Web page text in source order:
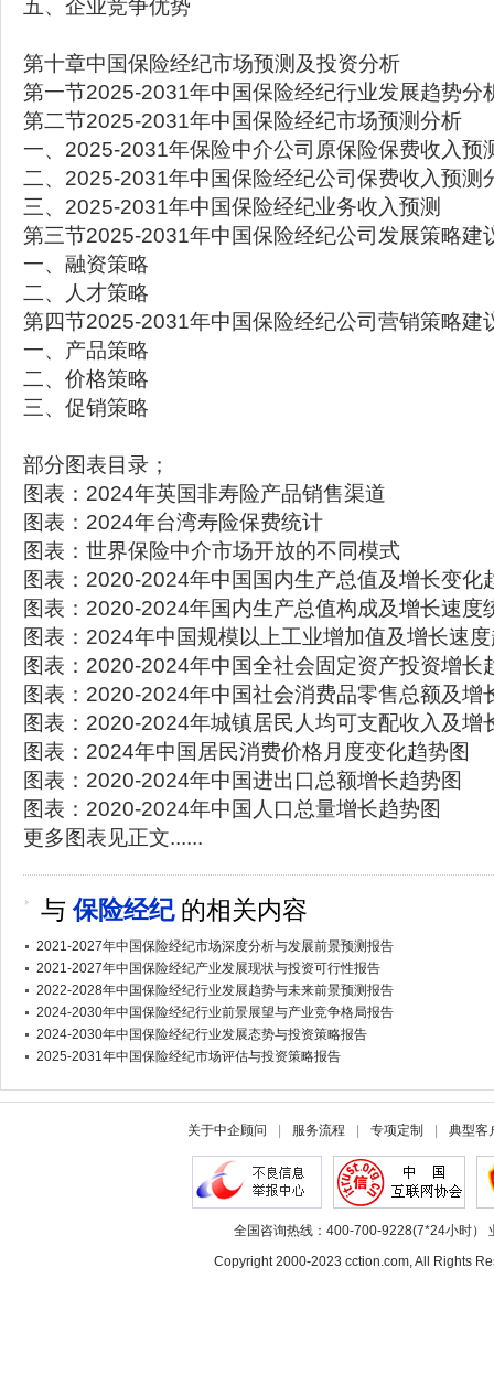
五、企业竞争优势
第十章中国保险经纪市场预测及投资分析
第一节2025-2031年中国保险经纪行业发展趋势分
第二节2025-2031年中国保险经纪市场预测分析
一、2025-2031年保险中介公司原保险保费收入预
二、2025-2031年中国保险经纪公司保费收入预测
三、2025-2031年中国保险经纪业务收入预测
第三节2025-2031年中国保险经纪公司发展策略建
一、融资策略
二、人才策略
第四节2025-2031年中国保险经纪公司营销策略建
一、产品策略
二、价格策略
三、促销策略
部分图表目录；
图表：2024年英国非寿险产品销售渠道
图表：2024年台湾寿险保费统计
图表：世界保险中介市场开放的不同模式
图表：2020-2024年中国国内生产总值及增长变化
图表：2020-2024年国内生产总值构成及增长速度
图表：2024年中国规模以上工业增加值及增长速
图表：2020-2024年中国全社会固定资产投资增长
图表：2020-2024年中国社会消费品零售总额及增
图表：2020-2024年城镇居民人均可支配收入及增
图表：2024年中国居民消费价格月度变化趋势图
图表：2020-2024年中国进出口总额增长趋势图
图表：2020-2024年中国人口总量增长趋势图
更多图表见正文......
与保险经纪的相关内容
2021-2027年中国保险经纪市场深度分析与发展前景预测报告
2021-2027年中国保险经纪产业发展现状与投资可行性报告
2022-2028年中国保险经纪行业发展趋势与未来前景预测报告
2024-2030年中国保险经纪行业前景展望与产业竞争格局报告
2024-2030年中国保险经纪行业发展态势与投资策略报告
2025-2031年中国保险经纪市场评估与投资策略报告
关于中企顾问 服务流程 专项定制 典型客
全国咨询热线：400-700-9228(7*24小时）
Copyright 2000-2023 cction.com, All Rights